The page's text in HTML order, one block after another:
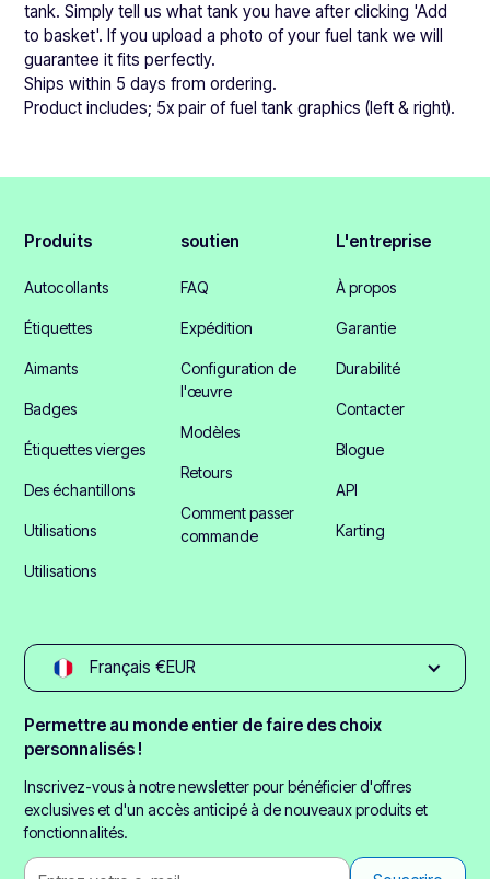
tank. Simply tell us what tank you have after clicking 'Add
to basket'. If you upload a photo of your fuel tank we will
guarantee it fits perfectly.
Ships within 5 days from ordering.
Product includes; 5x pair of fuel tank graphics (left & right).
Produits
Autocollants
Étiquettes
Aimants
Badges
Étiquettes vierges
Des échantillons
Utilisations
Utilisations
soutien
FAQ
Expédition
Configuration de
l'œuvre
Modèles
Retours
Comment passer
commande
L'entreprise
À propos
Garantie
Durabilité
Contacter
Blogue
API
Karting
Français €EUR
Permettre au monde entier de faire des choix
personnalisés !
Inscrivez-vous à notre newsletter pour bénéficier d'offres
exclusives et d'un accès anticipé à de nouveaux produits et
fonctionnalités.